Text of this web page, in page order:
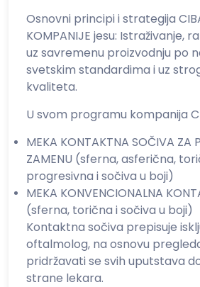
Osnovni principi i strategija
KOMPANIJE jesu: Istraživanje,
uz savremenu proizvodnju po
svetskim standardima i uz
kvaliteta.
U svom programu kompanija
MEKA KONTAKTNA SOČIVA ZA
ZAMENU (sferna, asferična,
progresivna i sočiva u boji)
MEKA KONVENCIONALNA
(sferna, torična i sočiva u boji)
Kontaktna sočiva prepisuje
oftalmolog, na osnovu
pridržavati se svih uputstava
strane lekara.